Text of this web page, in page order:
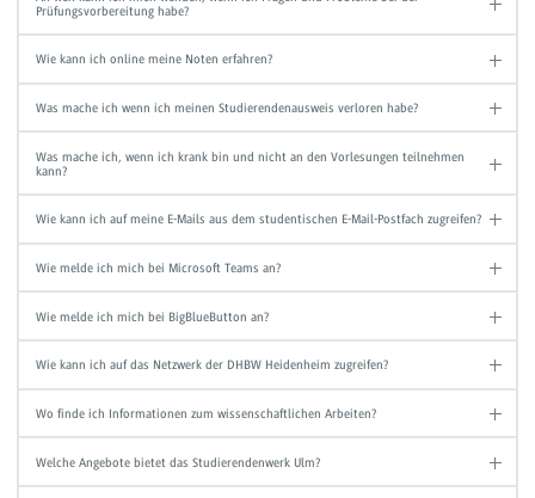
Prüfungsvorbereitung habe?
Wie kann ich online meine Noten erfahren?
Was mache ich wenn ich meinen Studierendenausweis verloren habe?
Was mache ich, wenn ich krank bin und nicht an den Vorlesungen teilnehmen
kann?
Wie kann ich auf meine E-Mails aus dem studentischen E-Mail-Postfach zugreifen?
Wie melde ich mich bei Microsoft Teams an?
Wie melde ich mich bei BigBlueButton an?
Wie kann ich auf das Netzwerk der DHBW Heidenheim zugreifen?
Wo finde ich Informationen zum wissenschaftlichen Arbeiten?
Welche Angebote bietet das Studierendenwerk Ulm?